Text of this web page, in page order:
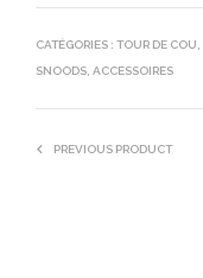
CATÉGORIES : TOUR DE COU
SNOODS ACCESSOIRES
PREVIOUS PRODUCT